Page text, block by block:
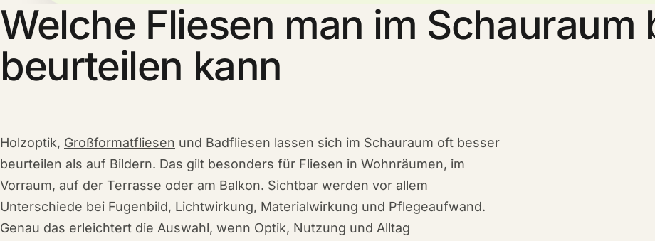
Welche Fliesen man im Schauraum
beurteilen kann
Holzoptik, Großformatfliesen und Badfliesen lassen sich im Schauraum oft besser
beurteilen als auf Bildern. Das gilt besonders für Fliesen in Wohnräumen, im
Vorraum, auf der Terrasse oder am Balkon. Sichtbar werden vor allem
Unterschiede bei Fugenbild, Lichtwirkung, Materialwirkung und Pflegeaufwand.
Genau das erleichtert die Auswahl, wenn Optik, Nutzung und Alltag